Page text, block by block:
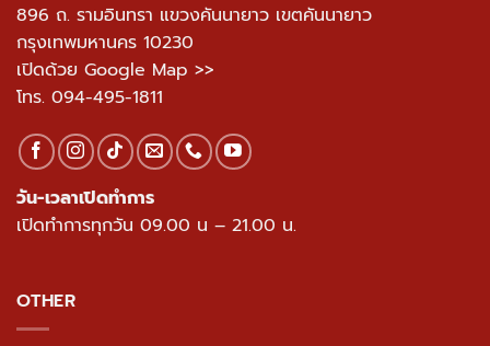
896 ถ. รามอินทรา แขวงคันนายาว เขตคันนายาว
กรุงเทพมหานคร 10230
เปิดด้วย Google Map >>
โทร. 094-495-1811
วัน-เวลาเปิดทำการ
เปิดทำการทุกวัน 09.00 น – 21.00 น.
OTHER